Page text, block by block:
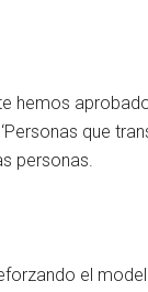
hemos
que
personas.
el